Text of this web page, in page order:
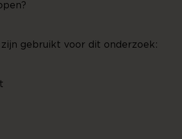
zijn gebruikt voor dit onderzoek: